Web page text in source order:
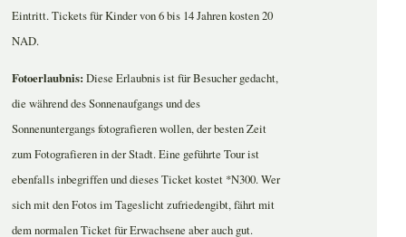
Eintritt. Tickets für Kinder von 6 bis 14 Jahren kosten 20
NAD.
Fotoerlaubnis: Diese Erlaubnis ist für Besucher gedacht,
die während des Sonnenaufgangs und des
Sonnenuntergangs fotografieren wollen, der besten Zeit
zum Fotografieren in der Stadt. Eine geführte Tour ist
ebenfalls inbegriffen und dieses Ticket kostet *N300. Wer
sich mit den Fotos im Tageslicht zufriedengibt, fährt mit
dem normalen Ticket für Erwachsene aber auch gut.